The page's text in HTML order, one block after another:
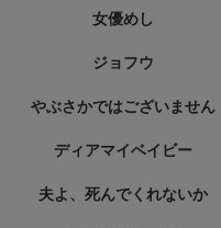
女優めし
ジョフウ
やぶさかではございません
ディアマイベイビー
夫よ、死んでくれないか